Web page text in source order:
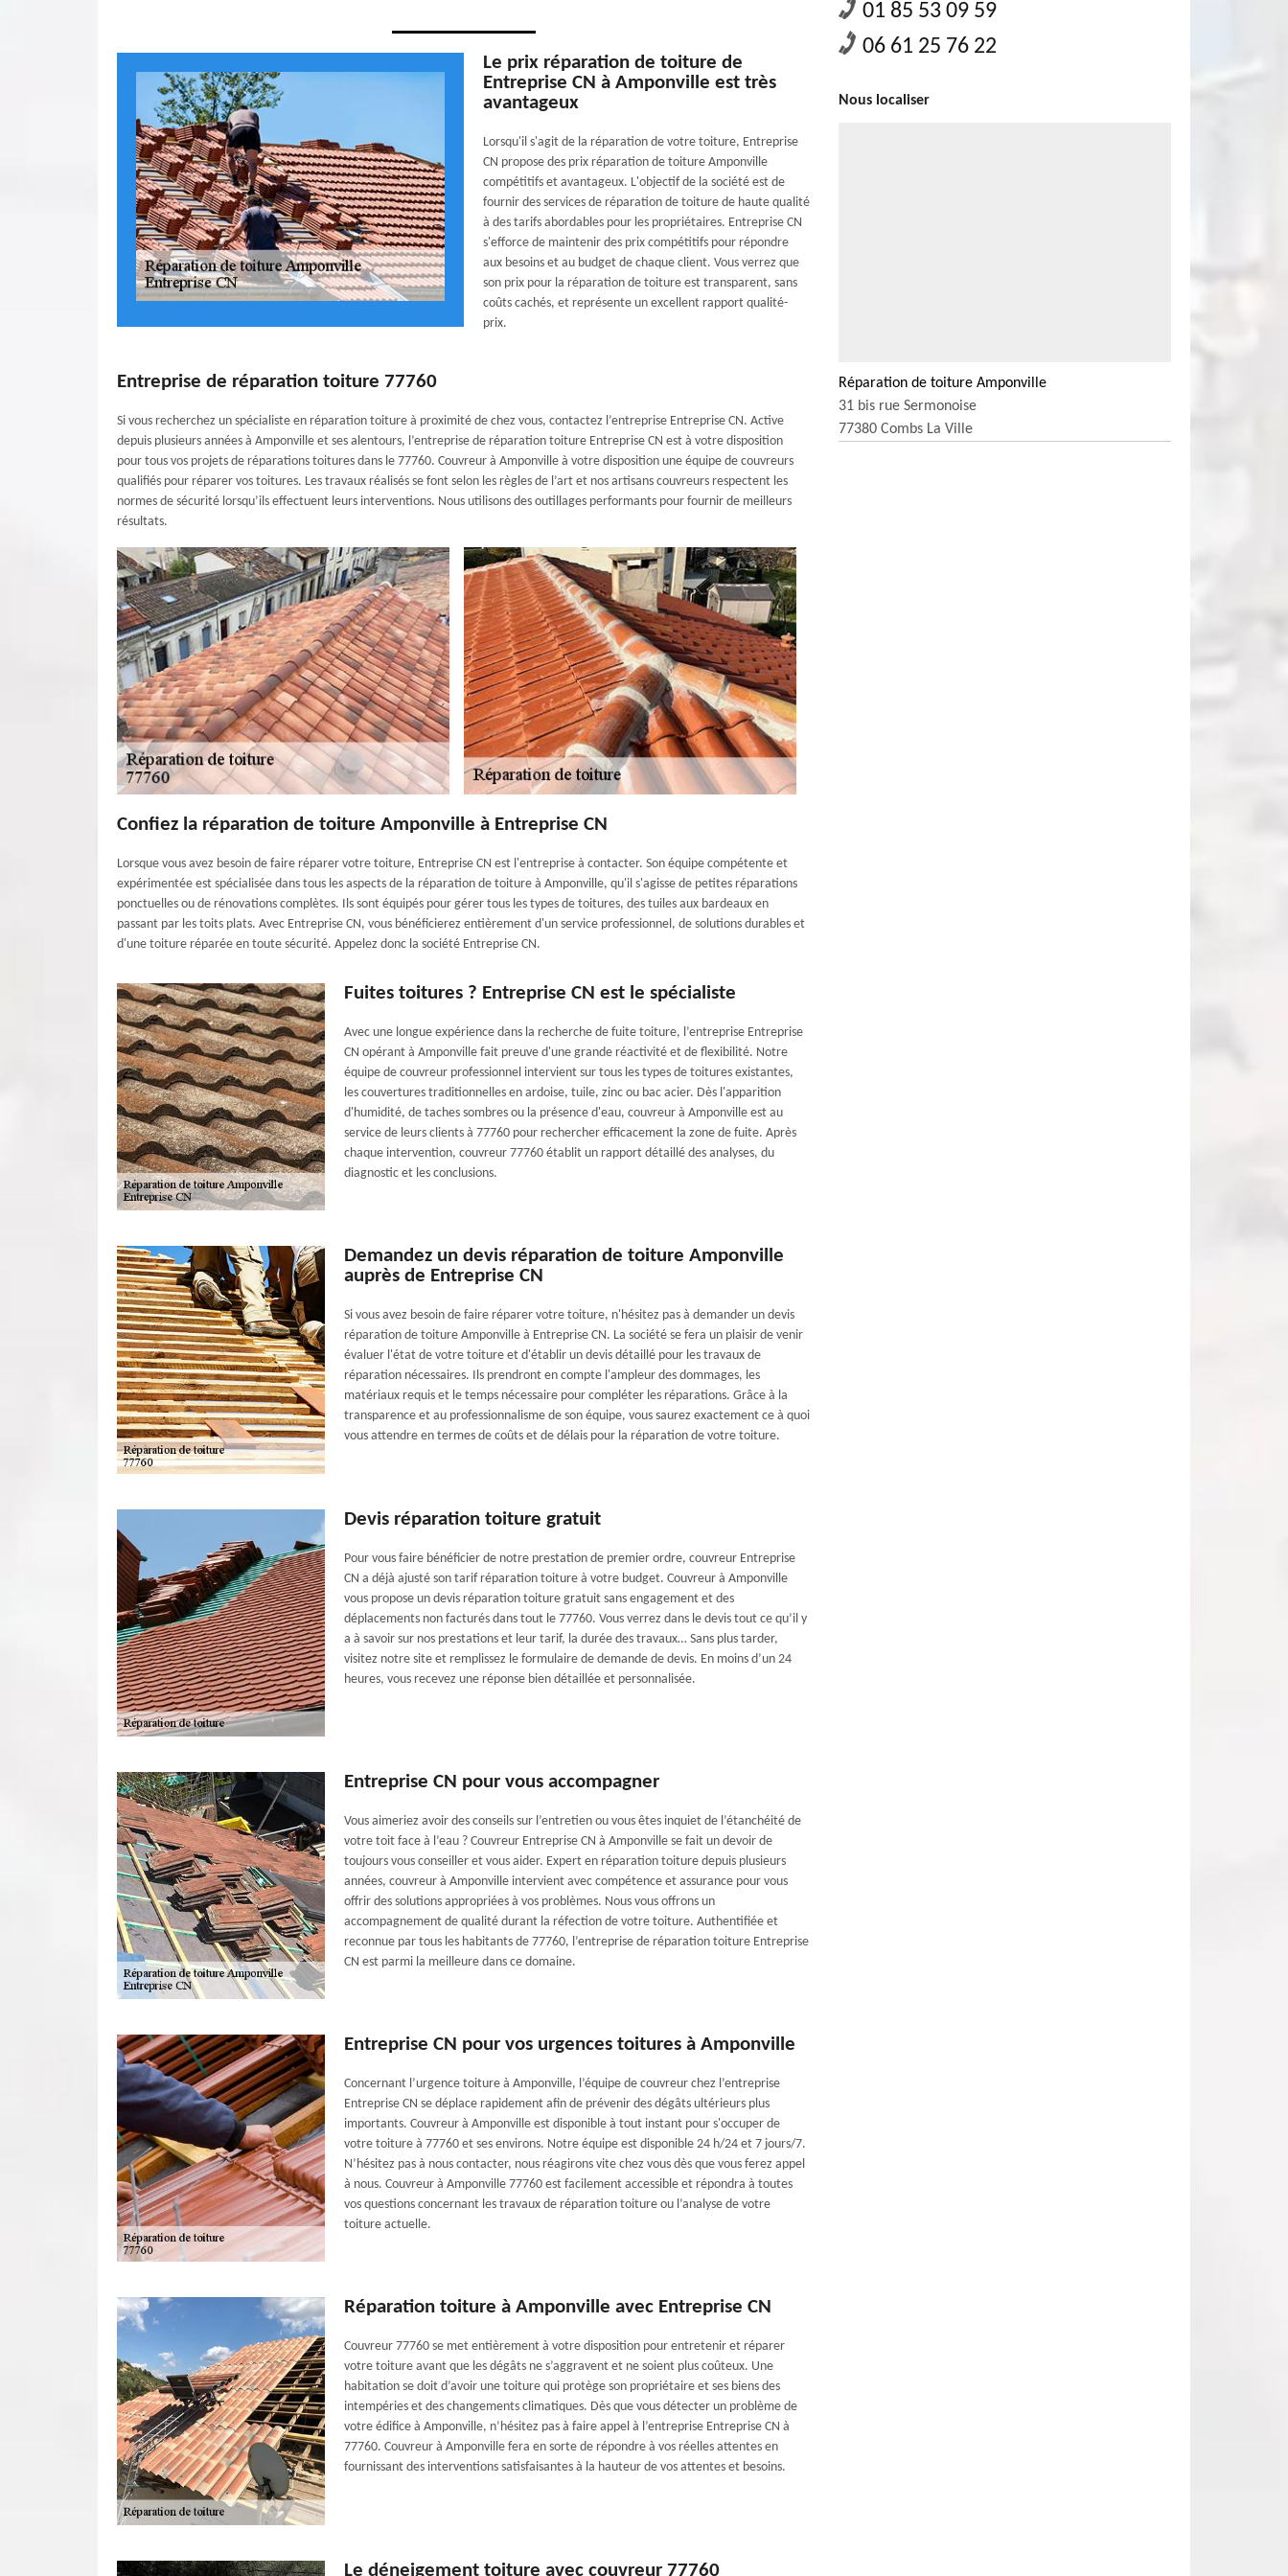
Le prix réparation de toiture de
Entreprise CN à Amponville est très
avantageux
Lorsqu'il s'agit de la réparation de votre toiture, Entreprise
CN propose des prix réparation de toiture Amponville
compétitifs et avantageux. L'objectif de la société est de
fournir des services de réparation de toiture de haute qualité
à des tarifs abordables pour les propriétaires. Entreprise CN
s'efforce de maintenir des prix compétitifs pour répondre
aux besoins et au budget de chaque client. Vous verrez que
son prix pour la réparation de toiture est transparent, sans
coûts cachés, et représente un excellent rapport qualité-
prix.
Entreprise de réparation toiture 77760
Si vous recherchez un spécialiste en réparation toiture à proximité de chez vous, contactez l’entreprise Entreprise CN. Active
depuis plusieurs années à Amponville et ses alentours, l’entreprise de réparation toiture Entreprise CN est à votre disposition
pour tous vos projets de réparations toitures dans le 77760. Couvreur à Amponville à votre disposition une équipe de couvreurs
qualifiés pour réparer vos toitures. Les travaux réalisés se font selon les règles de l’art et nos artisans couvreurs respectent les
normes de sécurité lorsqu’ils effectuent leurs interventions. Nous utilisons des outillages performants pour fournir de meilleurs
résultats.
Confiez la réparation de toiture Amponville à Entreprise CN
Lorsque vous avez besoin de faire réparer votre toiture, Entreprise CN est l'entreprise à contacter. Son équipe compétente et
expérimentée est spécialisée dans tous les aspects de la réparation de toiture à Amponville, qu'il s'agisse de petites réparations
ponctuelles ou de rénovations complètes. Ils sont équipés pour gérer tous les types de toitures, des tuiles aux bardeaux en
passant par les toits plats. Avec Entreprise CN, vous bénéficierez entièrement d'un service professionnel, de solutions durables et
d'une toiture réparée en toute sécurité. Appelez donc la société Entreprise CN.
Fuites toitures ? Entreprise CN est le spécialiste
Avec une longue expérience dans la recherche de fuite toiture, l’entreprise Entreprise
CN opérant à Amponville fait preuve d'une grande réactivité et de flexibilité. Notre
équipe de couvreur professionnel intervient sur tous les types de toitures existantes,
les couvertures traditionnelles en ardoise, tuile, zinc ou bac acier. Dès l'apparition
d'humidité, de taches sombres ou la présence d'eau, couvreur à Amponville est au
service de leurs clients à 77760 pour rechercher efficacement la zone de fuite. Après
chaque intervention, couvreur 77760 établit un rapport détaillé des analyses, du
diagnostic et les conclusions.
Demandez un devis réparation de toiture Amponville
auprès de Entreprise CN
Si vous avez besoin de faire réparer votre toiture, n'hésitez pas à demander un devis
réparation de toiture Amponville à Entreprise CN. La société se fera un plaisir de venir
évaluer l'état de votre toiture et d'établir un devis détaillé pour les travaux de
réparation nécessaires. Ils prendront en compte l'ampleur des dommages, les
matériaux requis et le temps nécessaire pour compléter les réparations. Grâce à la
transparence et au professionnalisme de son équipe, vous saurez exactement ce à quoi
vous attendre en termes de coûts et de délais pour la réparation de votre toiture.
Devis réparation toiture gratuit
Pour vous faire bénéficier de notre prestation de premier ordre, couvreur Entreprise
CN a déjà ajusté son tarif réparation toiture à votre budget. Couvreur à Amponville
vous propose un devis réparation toiture gratuit sans engagement et des
déplacements non facturés dans tout le 77760. Vous verrez dans le devis tout ce qu’il y
a à savoir sur nos prestations et leur tarif, la durée des travaux… Sans plus tarder,
visitez notre site et remplissez le formulaire de demande de devis. En moins d’un 24
heures, vous recevez une réponse bien détaillée et personnalisée.
Entreprise CN pour vous accompagner
Vous aimeriez avoir des conseils sur l’entretien ou vous êtes inquiet de l’étanchéité de
votre toit face à l’eau ? Couvreur Entreprise CN à Amponville se fait un devoir de
toujours vous conseiller et vous aider. Expert en réparation toiture depuis plusieurs
années, couvreur à Amponville intervient avec compétence et assurance pour vous
offrir des solutions appropriées à vos problèmes. Nous vous offrons un
accompagnement de qualité durant la réfection de votre toiture. Authentifiée et
reconnue par tous les habitants de 77760, l’entreprise de réparation toiture Entreprise
CN est parmi la meilleure dans ce domaine.
Entreprise CN pour vos urgences toitures à Amponville
Concernant l’urgence toiture à Amponville, l’équipe de couvreur chez l’entreprise
Entreprise CN se déplace rapidement afin de prévenir des dégâts ultérieurs plus
importants. Couvreur à Amponville est disponible à tout instant pour s'occuper de
votre toiture à 77760 et ses environs. Notre équipe est disponible 24 h/24 et 7 jours/7.
N’hésitez pas à nous contacter, nous réagirons vite chez vous dès que vous ferez appel
à nous. Couvreur à Amponville 77760 est facilement accessible et répondra à toutes
vos questions concernant les travaux de réparation toiture ou l’analyse de votre
toiture actuelle.
Réparation toiture à Amponville avec Entreprise CN
Couvreur 77760 se met entièrement à votre disposition pour entretenir et réparer
votre toiture avant que les dégâts ne s’aggravent et ne soient plus coûteux. Une
habitation se doit d’avoir une toiture qui protège son propriétaire et ses biens des
intempéries et des changements climatiques. Dès que vous détecter un problème de
votre édifice à Amponville, n’hésitez pas à faire appel à l’entreprise Entreprise CN à
77760. Couvreur à Amponville fera en sorte de répondre à vos réelles attentes en
fournissant des interventions satisfaisantes à la hauteur de vos attentes et besoins.
Le déneigement toiture avec couvreur 77760
01 85 53 09 59
06 61 25 76 22
Nous localiser
Réparation de toiture Amponville
31 bis rue Sermonoise
77380 Combs La Ville